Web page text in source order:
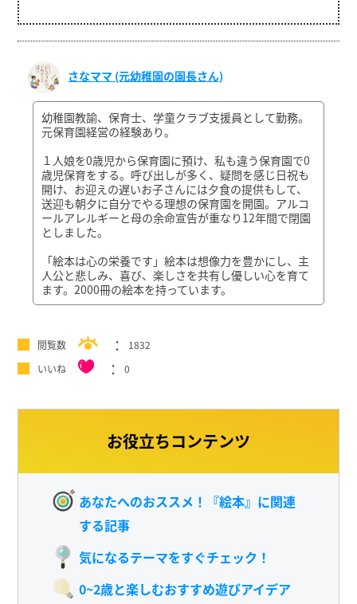
さなママ (元幼稚園の園長さん)
幼稚園教諭、保育士、学童クラブ支援員として勤務。
元保育園経営の経験あり。
１人娘を0歳児から保育園に預け、私も違う保育園で0
歳児保育をする。呼び出しが多く、疑問を感じ日祝も
開け、お迎えの遅いお子さんには夕食の提供もして、
送迎も朝夕に自分でやる理想の保育園を開園。アルコ
ールアレルギーと母の余命宣告が重なり12年間で閉園
としました。
「絵本は心の栄養です」絵本は想像力を豊かにし、主
人公と悲しみ、喜び、楽しさを共有し優しい心を育て
ます。2000冊の絵本を持っています。
閲覧数
1832
いいね
0
お役立ちコンテンツ
あなたへのおススメ！『絵本』に関連
する記事
気になるテーマをすぐチェック！
0~2歳と楽しむおすすめ遊びアイデア